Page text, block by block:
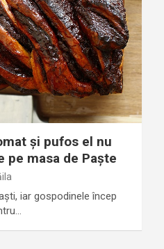
și pufos el nu
pe masa de Paște
iar gospodinele încep